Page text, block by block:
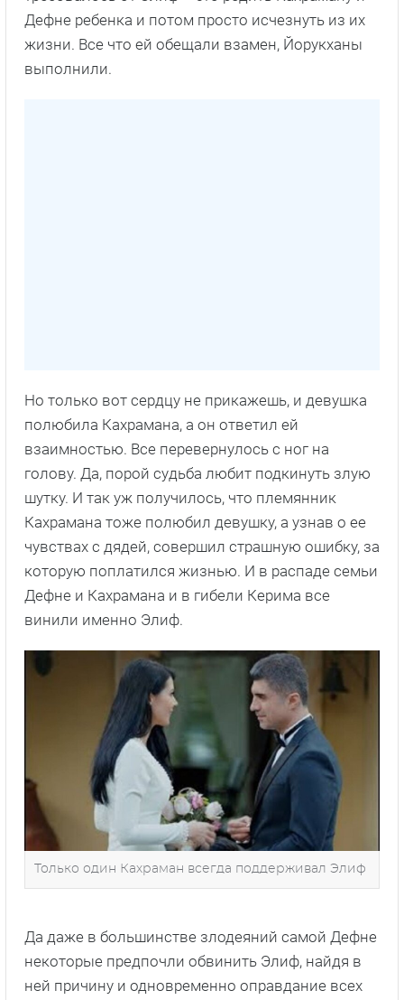
Дефне ребенка и потом просто исчезнуть из их
жизни. Все что ей обещали взамен, Йорукханы
выполнили.
Но только вот сердцу не прикажешь, и девушка
полюбила Кахрамана, а он ответил ей
взаимностью. Все перевернулось с ног на
голову. Да, порой судьба любит подкинуть злую
шутку. И так уж получилось, что племянник
Кахрамана тоже полюбил девушку, а узнав о ее
чувствах с дядей, совершил страшную ошибку, за
которую поплатился жизнью. И в распаде семьи
Дефне и Кахрамана и в гибели Керима все
винили именно Элиф.
Только один Кахраман всегда поддерживал Элиф
Да даже в большинстве злодеяний самой Дефне
некоторые предпочли обвинить Элиф, найдя в
ней причину и одновременно оправдание всех